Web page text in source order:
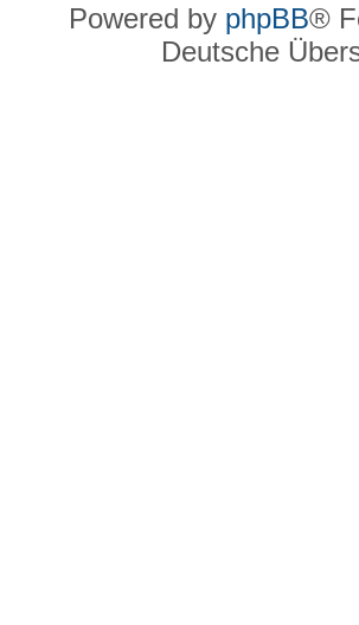
Powered by phpBB®
Deutsche